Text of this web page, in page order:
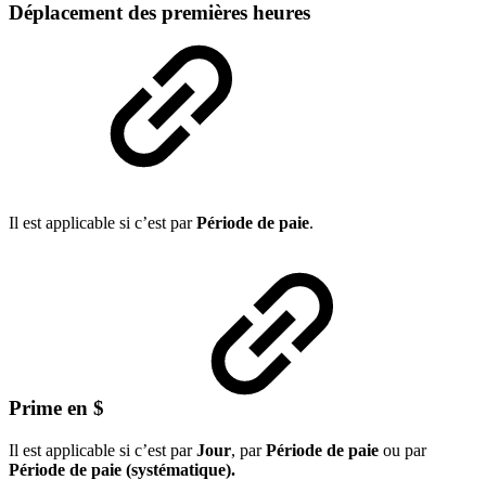
Déplacement des premières heures
Il est applicable si c’est parPériode de paie.
Prime en $
Il est applicable si c’est parJour, parPériode de paie ou par
Période de paie (systématique).